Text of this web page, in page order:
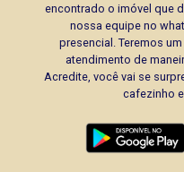
encontrado o imóvel que
nossa equipe no
presencial. Teremos
atendimento de
Acredite, você vai se
cafezinho